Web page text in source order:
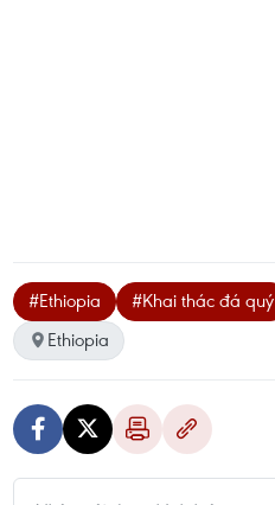
#Ethiopia #Khai thác đá quý
Ethiopia